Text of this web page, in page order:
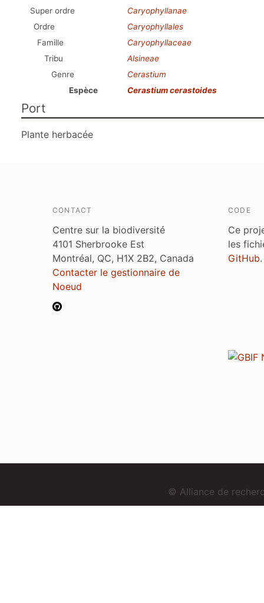
Super ordre
Caryophyllanae
Ordre
Caryophyllales
Famille
Caryophyllaceae
Tribu
Alsineae
Genre
Cerastium
Espèce
Cerastium cerastoides
Port
Plante herbacée
CONTACT
Centre sur la biodiversité
4101 Sherbrooke Est
Montréal, QC, H1X 2B2, Canada
Contacter le gestionnaire de
Noeud
CODE
Ce
les
GitHub.
© Alliance de